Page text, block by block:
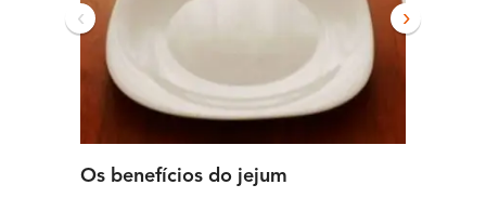
Os benefícios do jejum
‹ ›